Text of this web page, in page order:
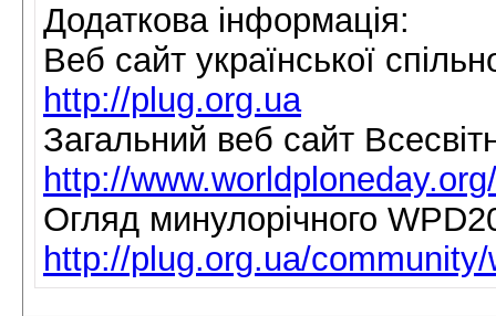
Додаткова інформація:
Веб сайт української
http://plug.org.ua
Загальний веб сайт
http://www.worldploneday.org/
Огляд минулорічного
http://plug.org.ua/